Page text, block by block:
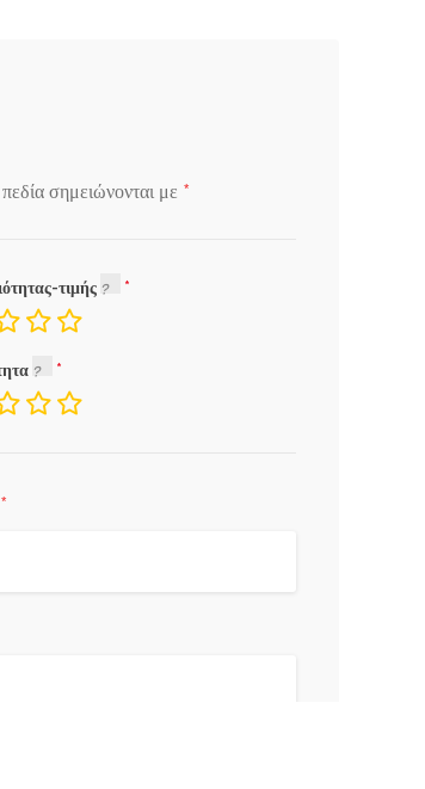
σημειώνονται με *
τιμής
*